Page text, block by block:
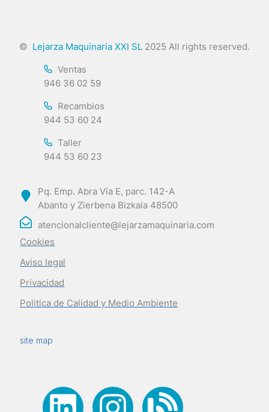
© Lejarza Maquinaria XXI SL 2025 All rights reserved.
Ventas
946 36 02 59
Recambios
944 53 60 24
Taller
944 53 60 23
Pq. Emp. Abra Vía E, parc. 142-A
Abanto y Zierbena Bizkaia 48500
atencionalcliente@lejarzamaquinaria.com
Cookies
Aviso legal
Privacidad
Politica de Calidad y Medio Ambiente
site map